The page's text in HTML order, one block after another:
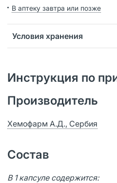
В аптеку завтра или позже
Условия хранения
Инструкция по
Производитель
Хемофарм А.Д., Сербия
Состав
В 1 капсуле содержится: